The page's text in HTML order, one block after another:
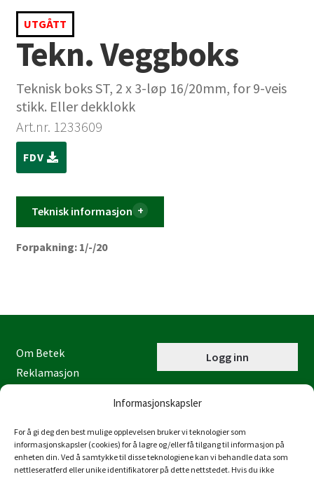
Informasjonskapsler
For å gi deg den best mulige opplevelsen bruker vi teknologier som
informasjonskapsler (cookies) for å lagre og/eller få tilgang til informasjon på
enheten din. Ved å samtykke til disse teknologiene kan vi behandle data som
nettleseratferd eller unike identifikatorer på dette nettstedet. Hvis du ikke
UTGÅTT
Tekn. Veggboks
Teknisk boks ST, 2 x 3-løp 16/20mm, for 9-veis
stikk. Eller dekklokk
Art.nr. 1233609
FDV
Teknisk informasjon
Forpakning: 1/-/20
Logg inn
Om Betek
Reklamasjon
Personvernerklæring
Åpenhetsloven